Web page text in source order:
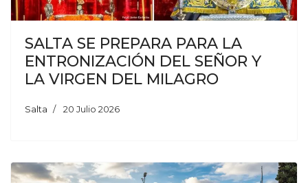
SALTA SE PREPARA PARA LA
ENTRONIZACIÓN DEL SEÑOR Y
LA VIRGEN DEL MILAGRO
Salta 20 Julio 2026